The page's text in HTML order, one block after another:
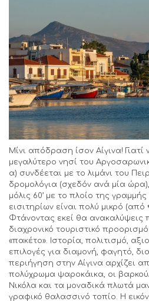
Μίνι απόδραση ίσον Αίγινα! Γιατί
μεγαλύτερο νησί του
α) συνδέεται με το λιμάνι του
δρομολόγια (σχεδόν ανά μία ώρα),
μόλις 60’ με το πλοίο της
εισιτηρίων είναι πολύ μικρό
Φτάνοντας εκεί θα ανακαλύψεις
διαχρονικό τουριστικό
«πακέτο». Ιστορία, πολιτισμό,
επιλογές για διαμονή, φαγητό,
περιήγηση στην Αίγινα αρχίζει
πολύχρωμα ψαροκάικα, οι
Νικόλα και τα μοναδικά πλωτά
γραφικό θαλασσινό τοπίο. Η